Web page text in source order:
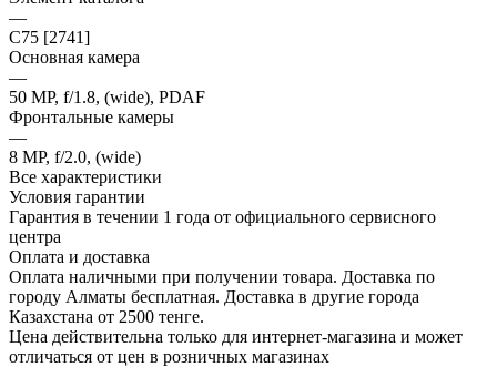
—
С75 [2741]
Основная камера
—
50 MP, f/1.8, (wide), PDAF
Фронтальные камеры
—
8 MP, f/2.0, (wide)
Все характеристики
Условия гарантии
Гарантия в течении 1 года от официального сервисного
центра
Оплата и доставка
Оплата наличными при получении товара. Доставка по
городу Алматы бесплатная. Доставка в другие города
Казахстана от 2500 тенге.
Цена действительна только для интернет-магазина и может
отличаться от цен в розничных магазинах